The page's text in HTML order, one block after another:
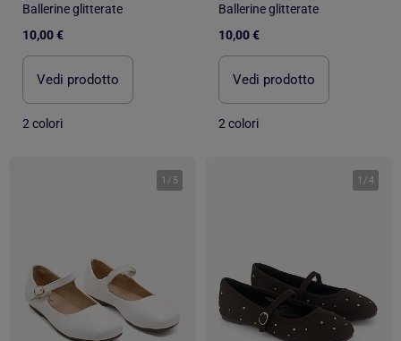
Ballerine glitterate
10,00 €
Vedi prodotto
2 colori
Ballerine glitterate
10,00 €
Vedi prodotto
2 colori
1 / 5 1 /4